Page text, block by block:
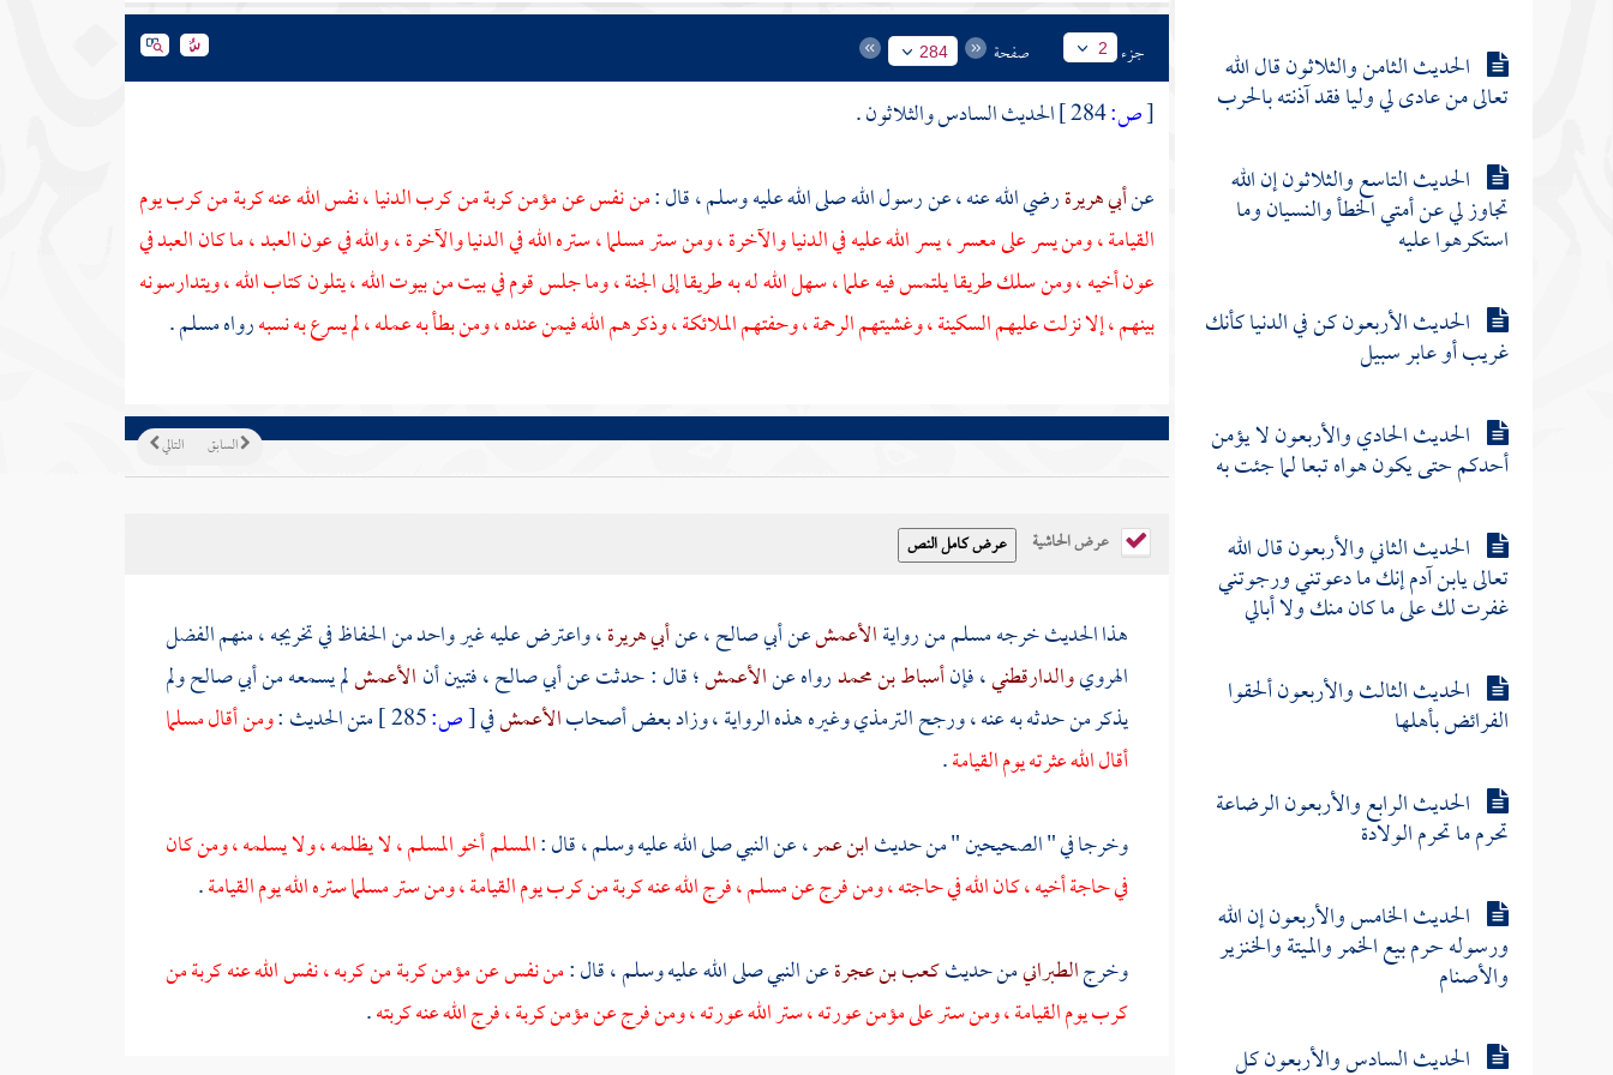
الحديث الثامن والثلاثون قال الله
تعالى من عادى لي وليا فقد آذنته بالحرب
الحديث التاسع والثلاثون إن الله
تجاوز لي عن أمتي الخطأ والنسيان وما
استكرهوا عليه
الحديث الأربعون كن في الدنيا كأنك
غريب أو عابر سبيل
الحديث الحادي والأربعون لا يؤمن
أحدكم حتى يكون هواه تبعا لما جئت به
الحديث الثاني والأربعون قال الله
تعالى يابن آدم إنك ما دعوتني ورجوتني
غفرت لك على ما كان منك ولا أبالي
الحديث الثالث والأربعون ألحقوا
الفرائض بأهلها
الحديث الرابع والأربعون الرضاعة
تحرم ما تحرم الولادة
الحديث الخامس والأربعون إن الله
ورسوله حرم بيع الخمر والميتة والخنزير
والأصنام
الحديث السادس والأربعون كل
جزء 2 صفحة 284
[ص:
الحديث السادس والثلاثون .
عنأبي هريرةرضي الله عنه ، عن رسول الله صلى الله عليه وسلم ، قال :من نفس عن مؤمن كربة من كرب الدنيا ، نفس الله عنه كربة من كرب يوم
القيامة ، ومن يسر على معسر ، يسر الله عليه في الدنيا والآخرة ، ومن ستر مسلما ، ستره الله في الدنيا والآخرة ، والله في عون العبد ، ما كان العبد في
عون أخيه ، ومن سلك طريقا يلتمس فيه علما ، سهل الله له به طريقا إلى الجنة ، وما جلس قوم في بيت من بيوت الله ، يتلون كتاب الله ، ويتدارسونه
بينهم ، إلا نزلت عليهم السكينة ، وغشيتهم الرحمة ، وحفتهم الملائكة ، وذكرهم الله فيمن عنده ، ومن بطأ به عمله ، لم يسرع به نسبهرواهمسلم.
التالي السابق
عرض الحاشية
هذا الحديث خرجهمسلممن روايةالأعمشعنأبي صالح، عنأبي هريرة، واعترض عليه غير واحد من الحفاظ في تخريجه ، منهمالفضل
الهرويوالدارقطني، فإنأسباط بن محمدرواه عنالأعمش؛ قال : حدثت عنأبي صالح، فتبين أنالأعمشلم يسمعه منأبي صالحولم
يذكر من حدثه به عنه ، ورجحالترمذيوغيره هذه الرواية ، وزاد بعض أصحابالأعمشفي[ص: متن الحديث :ومن أقال مسلما
أقال الله عثرته يوم القيامة.
وخرجا في " الصحيحين " من حديثابن عمر، عن النبي صلى الله عليه وسلم ، قال :المسلم أخو المسلم ، لا يظلمه ، ولا يسلمه ، ومن كان
في حاجة أخيه ، كان الله في حاجته ، ومن فرج عن مسلم ، فرج الله عنه كربة من كرب يوم القيامة ، ومن ستر مسلما ستره الله يوم القيامة.
وخرجالطبرانيمن حديثكعب بن عجرةعن النبي صلى الله عليه وسلم ، قال :من نفس عن مؤمن كربة من كربه ، نفس الله عنه كربة من
كرب يوم القيامة ، ومن ستر على مؤمن عورته ، ستر الله عورته ، ومن فرج عن مؤمن كربة ، فرج الله عنه كربته.